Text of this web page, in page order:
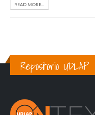
READ MORE...
Repositorio UDLAP